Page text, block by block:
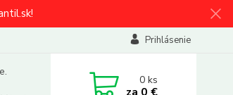
Prihlásenie
0ks
za 0 €